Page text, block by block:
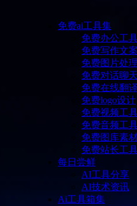
免费ai工具集
免费办公工
免费写作文案
免费图片处理
免费对话聊天
免费在线翻译
免费logo设计
免费视频工
免费音频工
免费图库素
免费站长工
每日尝鲜
AI工具分享
AI技术资讯
Ai工具箱集